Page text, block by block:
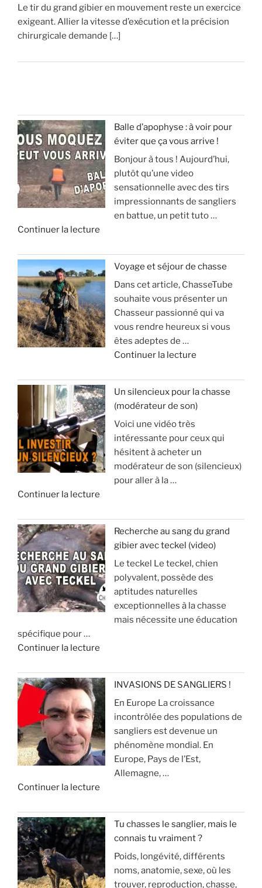
Le tir du grand gibier en mouvement reste un exercice
exigeant. Allier la vitesse d’exécution et la précision
chirurgicale demande […]
Balle d’apophyse : à voir pour
éviter que ça vous arrive !
Bonjour à tous ! Aujourd’hui,
plutôt qu’une video
sensationnelle avec des tirs
impressionnants de sangliers
en battue, un petit tuto …
Continuer la lecture
«
B
a
l
l
e
a
p
o
p
h
y
s
à
v
o
i
r
p
o
i
t
r
q
u
e
o
u
s
a
r
Voyage et séjour de chasse
Dans cet article, ChasseTube
souhaite vous présenter un
Chasseur passionné qui va
vous rendre heureux si vous
êtes adeptes de …
Continuer la lecture
«
V
y
a
g
s
é
j
o
u
r
d
e
s
e
»
Un silencieux pour la chasse
(modérateur de son)
Voici une vidéo très
intéressante pour ceux qui
hésitent à acheter un
modérateur de son (silencieux)
pour aller à la …
Continuer la lecture
«
U
n
s
i
l
e
u
p
o
u
r
h
a
s
s
e
Recherche au sang du grand
gibier avec teckel (video)
Le teckel Le teckel, chien
polyvalent, possède des
aptitudes naturelles
exceptionnelles à la chasse
mais nécessite une éducation
spécifique pour …
Continuer la lecture
«
e
c
h
e
e
a
u
s
a
INVASIONS DE SANGLIERS !
En Europe La croissance
incontrôlée des populations de
sangliers est devenue un
phénomène mondial. En
Europe, Pays de l’Est,
Allemagne, …
Continuer la lecture
«
I
N
V
A
Tu chasses le sanglier, mais le
connais tu vraiment ?
Poids, longévité, différents
noms, anatomie, sexe, où les
trouver, reproduction, chasse,